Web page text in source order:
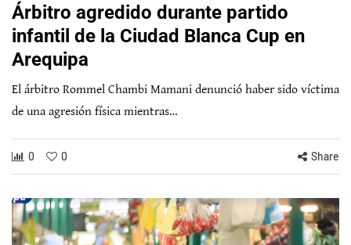
Árbitro agredido durante partido
infantil de la Ciudad Blanca Cup en
Arequipa
El árbitro Rommel Chambi Mamani denunció haber sido víctima
de una agresión física mientras…
0 0 Share